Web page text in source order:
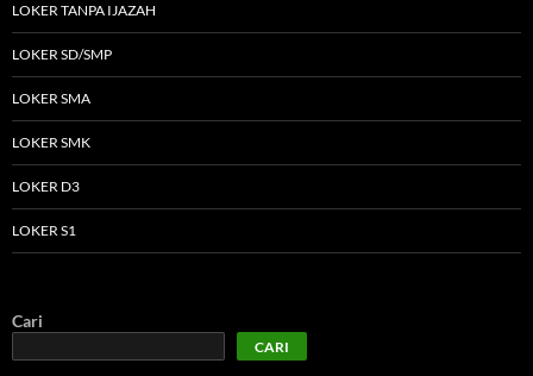
LOKER TANPA IJAZAH
LOKER SD/SMP
LOKER SMA
LOKER SMK
LOKER D3
LOKER S1
Cari
CARI